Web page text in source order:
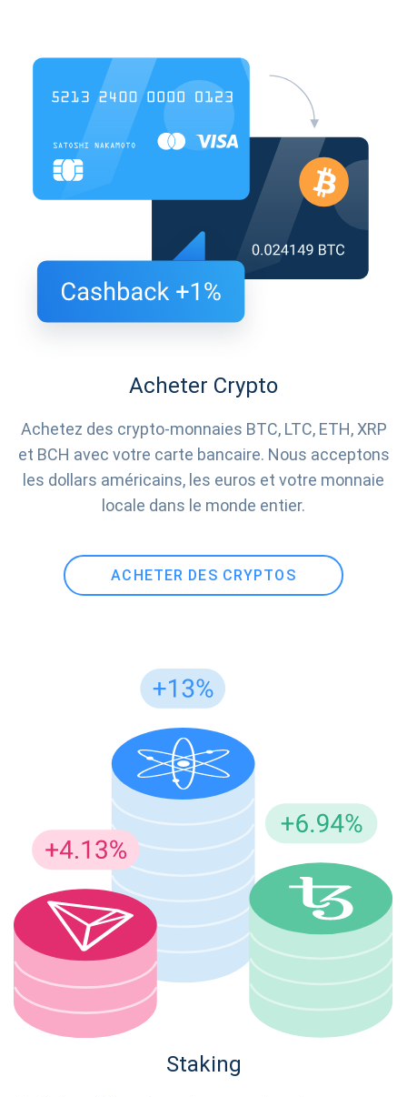
Acheter Crypto
Achetez des crypto-monnaies BTC, LTC, ETH, XRP
et BCH avec votre carte bancaire. Nous acceptons
les dollars américains, les euros et votre monnaie
locale dans le monde entier.
ACHETER DES CRYPTOS
Staking